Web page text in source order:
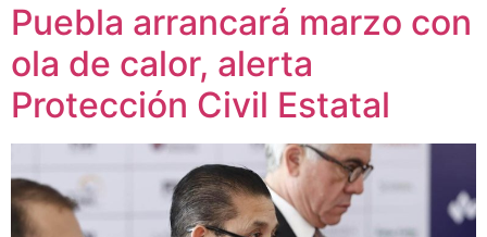
Puebla arrancará marzo con
ola de calor, alerta
Protección Civil Estatal